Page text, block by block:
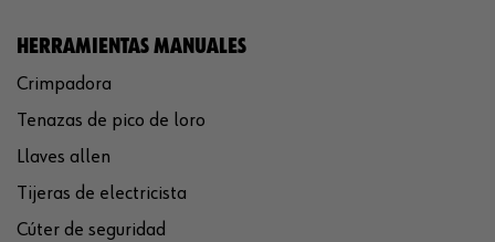
HERRAMIENTAS MANUALES
Crimpadora
Tenazas de pico de loro
Llaves allen
Tijeras de electricista
Cúter de seguridad